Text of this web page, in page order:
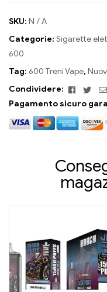
SKU: N / A
Categorie: Sigarette
600
Tag: 600 Treni Vape,
Condividere:
Pagamento sicuro